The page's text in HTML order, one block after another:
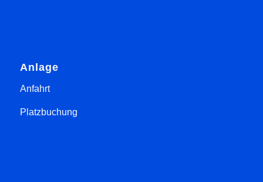
Anlage
Anfahrt
Platzbuchung